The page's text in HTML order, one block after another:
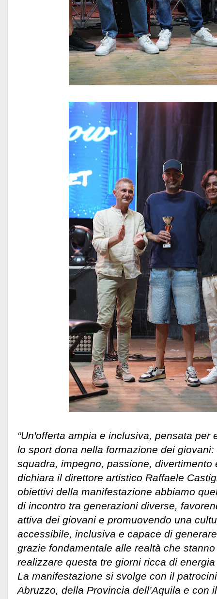
“Un'offerta ampia e inclusiva, pensata per
lo sport dona nella formazione dei
squadra, impegno, passione, divertimento
dichiara il direttore artistico Raffaele
obiettivi della manifestazione abbiamo
di incontro tra generazioni diverse,
attiva dei giovani e promuovendo una
accessibile, inclusiva e capace di
grazie fondamentale alle realtà che
realizzare questa tre giorni ricca di
La manifestazione si svolge con il
Abruzzo, della Provincia dell’Aquila e con